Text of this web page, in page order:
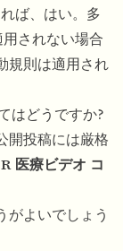
ば、はい。多
されない場合
規則は適用され
はどうですか?
開投稿には厳格
医療ビデオ コ
がよいでしょう